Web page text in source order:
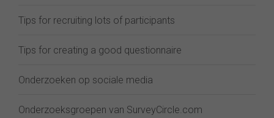
Tips for recruiting lots of participants
Tips for creating a good questionnaire
Onderzoeken op sociale media
Onderzoeksgroepen van SurveyCircle.com